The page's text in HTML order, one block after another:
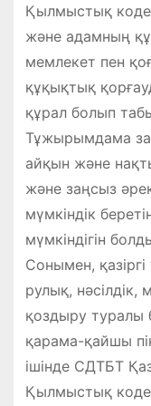
Қылмыстық
және адамның
мемлекет пен
құқықтық
құрал болып
Тұжырымдама
айқын және
және заңсыз
мүмкіндік
мүмкіндігін
Сонымен,
рулық, нәсілдік,
қоздыру туралы
қарама-қайшы
ішінде СДТБТ
Қылмыстық